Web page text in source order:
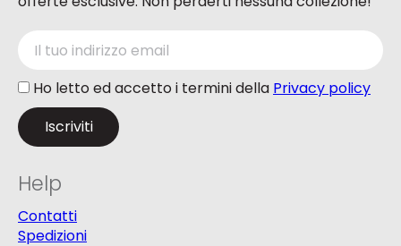
Ho letto ed accetto i termini della Privacy policy
Help
Contatti
Spedizioni